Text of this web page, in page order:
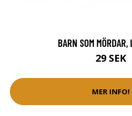
BARN SOM
29 SEK
MER INFO!